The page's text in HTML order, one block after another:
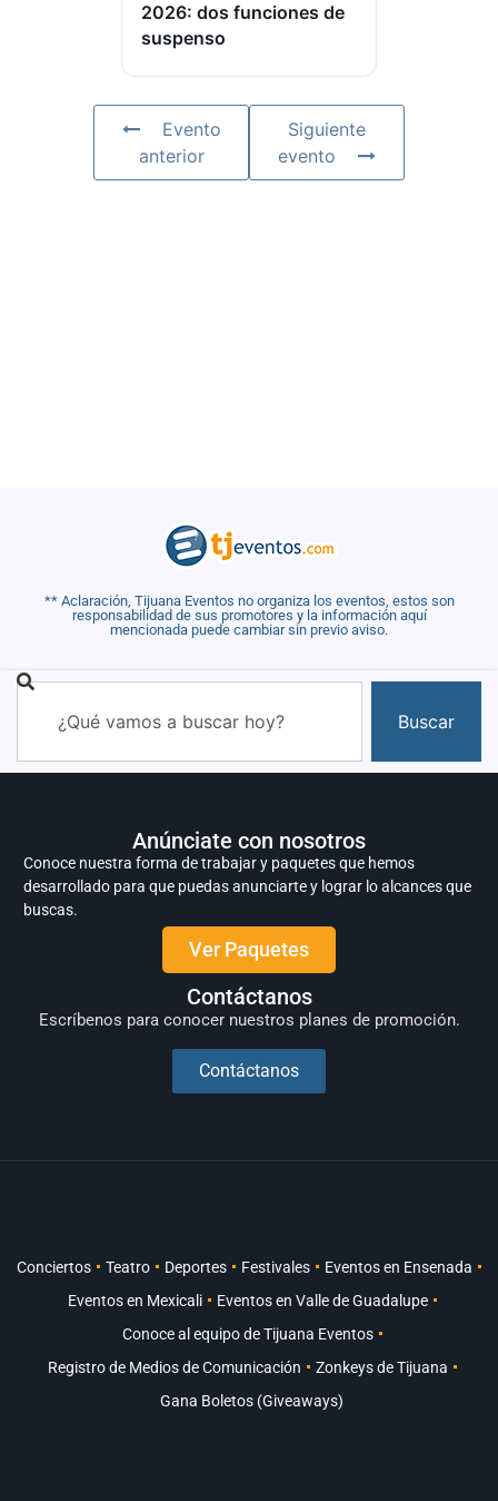
2026: dos funciones de
suspenso
Evento
anterior
Siguiente
evento
** Aclaración, Tijuana Eventos no organiza los eventos, estos son
responsabilidad de sus promotores y la información aquí
mencionada puede cambiar sin previo aviso.
Buscar
Anúnciate con nosotros
Conoce nuestra forma de trabajar y paquetes que hemos
desarrollado para que puedas anunciarte y lograr lo alcances que
buscas.
Ver Paquetes
Contáctanos
Escríbenos para conocer nuestros planes de promoción.
Contáctanos
Conciertos Teatro Deportes Festivales
Eventos en Ensenada
Eventos en Mexicali
Eventos en Valle de Guadalupe
Conoce al equipo de Tijuana Eventos
Registro de Medios de Comunicación
Zonkeys de Tijuana
Gana Boletos (Giveaways)